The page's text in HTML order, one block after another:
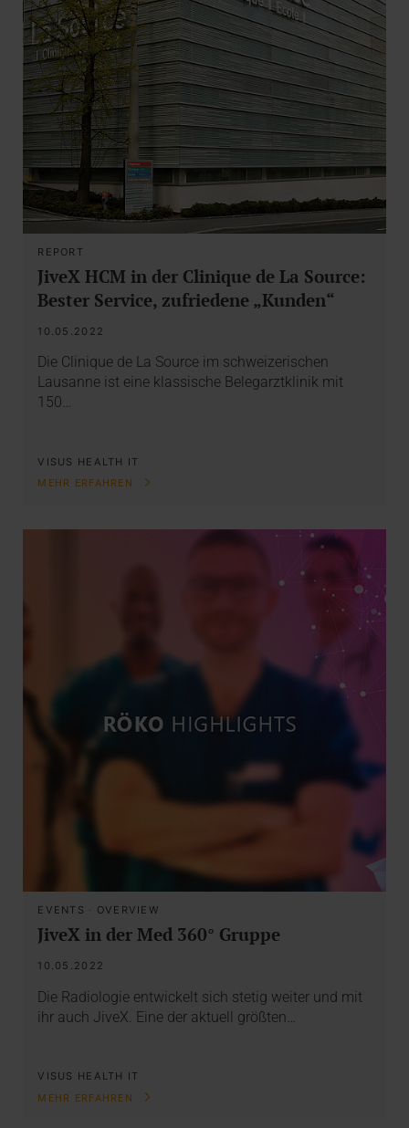
REPORT
JiveX HCM in der Clinique de La Source:
Bester Service, zufriedene „Kunden“
10.05.2022
Die Clinique de La Source im schweizerischen
Lausanne ist eine klassische Belegarztklinik mit
150…
VISUS HEALTH IT
MEHR ERFAHREN
EVENTS · OVERVIEW
JiveX in der Med 360° Gruppe
10.05.2022
Die Radiologie entwickelt sich stetig weiter und mit
ihr auch JiveX. Eine der aktuell größten…
VISUS HEALTH IT
MEHR ERFAHREN